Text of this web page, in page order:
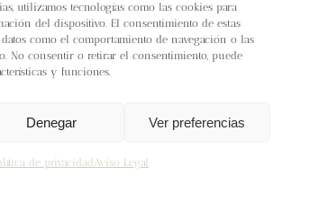
utilizamos tecnologías como las cookies para
del dispositivo. El consentimiento de estas
como el comportamiento de navegación o las
No consentir o retirar el consentimiento, puede
y funciones.
Denegar Ver preferencias
de privacidad Aviso Legal